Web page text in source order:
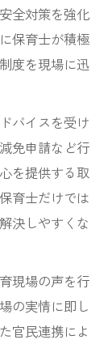
全対策を強化
保育士が積極
度を現場に迅
バイスを受け
免申請など行
を提供する取
育士だけでは
決しやすくな
現場の声を行
の実情に即し
官民連携によ